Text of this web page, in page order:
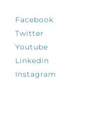
Facebook
Twitter
Youtube
Linkedin
Instagram